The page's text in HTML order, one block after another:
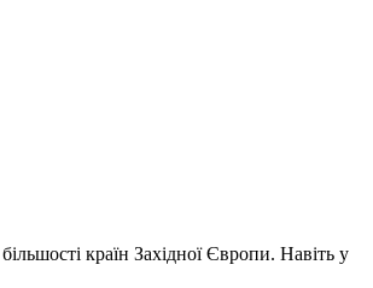
країн Західної Європи. Навіть у